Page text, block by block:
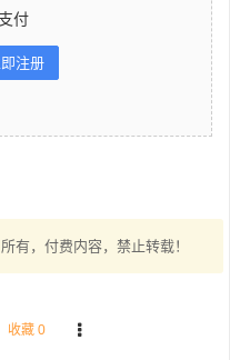
付
注册
所有，付费内容，禁止转载！
收藏 0